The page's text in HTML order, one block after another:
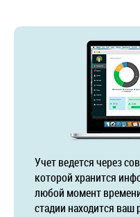
Учет ведется через
которой хранится
любой момент
стадии находится ваш